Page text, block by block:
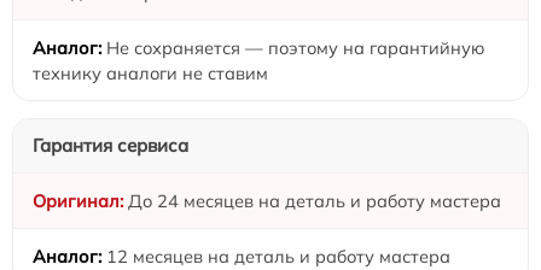
Не сохраняется — поэтому на гарантийную
технику аналоги не ставим
Гарантия сервиса
До 24 месяцев на деталь и работу мастера
12 месяцев на деталь и работу мастера